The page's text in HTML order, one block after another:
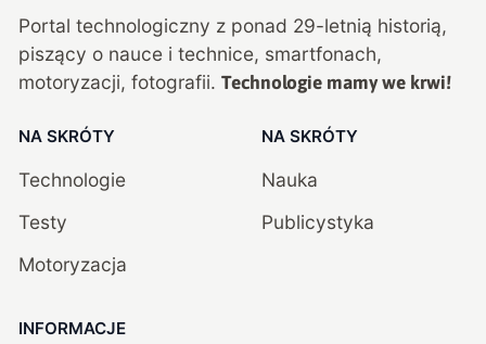
Portal technologiczny z ponad 29-letnią historią,
piszący o nauce i technice, smartfonach,
motoryzacji, fotografii. Technologie mamy we krwi!
NA SKRÓTY
Technologie
Testy
Motoryzacja
NA SKRÓTY
Nauka
Publicystyka
INFORMACJE